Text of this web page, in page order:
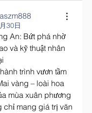
30日
An: Bứt phá nhờ
và kỹ thuật nhân
trình vươn tầm
vàng – loài hoa
mùa xuân phương
chỉ mang giá trị văn